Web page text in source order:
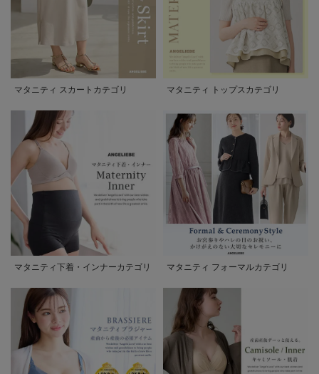
マタニティ スカートカテゴリ マタニティ トップスカテゴリ
マタニティ下着・インナーカテゴリ マタニティ フォーマルカテゴリ